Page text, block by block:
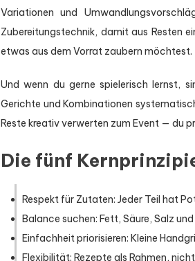
Variationen und
Zubereitungstechnik, damit aus Resten
etwas aus dem Vorrat zaubern möchtest.
Und wenn du gerne spielerisch lernst,
Gerichte und Kombinationen
Reste kreativ verwerten zum Event — du
Die fünf
Respekt für Zutaten: Jeder Teil hat
Balance suchen: Fett, Säure, Salz
Einfachheit priorisieren: Kleine
Flexibilität: Rezepte als Rahmen,